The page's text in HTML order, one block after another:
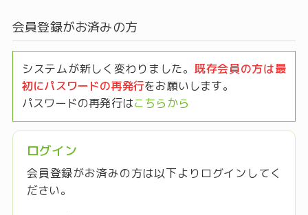
会員登録がお済みの方
システムが新しく変わりました。 既存会員の方は最
初にパスワードの再発行をお願いします。
パスワードの再発行はこちらから
ログイン
会員登録がお済みの方は以下よりログインしてく
ださい。